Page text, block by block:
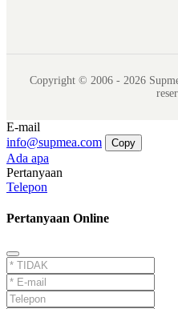
Copyright © 2006 - 2026
E-mail
info@supmea.com
Copy
Ada apa
Pertanyaan
Telepon
Pertanyaan Online